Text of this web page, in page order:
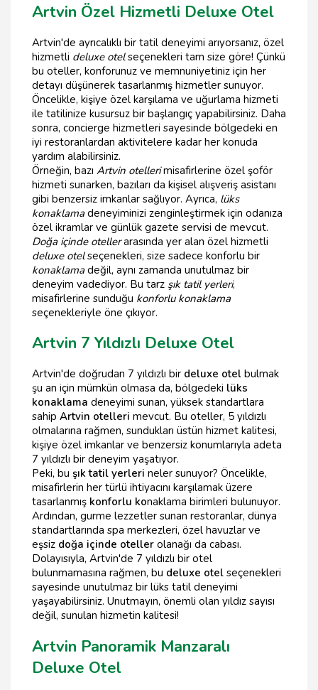
Artvin Özel Hizmetli Deluxe Otel
Artvin'de ayrıcalıklı bir tatil deneyimi arıyorsanız, özel
hizmetli deluxe otelseçenekleri tam size göre! Çünkü
bu oteller, konforunuz ve memnuniyetiniz için her
detayı düşünerek tasarlanmış hizmetler sunuyor.
Öncelikle, kişiye özel karşılama ve uğurlama hizmeti
ile tatilinize kusursuz bir başlangıç yapabilirsiniz. Daha
sonra, concierge hizmetleri sayesinde bölgedeki en
iyi restoranlardan aktivitelere kadar her konuda
yardım alabilirsiniz.
Örneğin, bazı Artvin otellerimisafirlerine özel şoför
hizmeti sunarken, bazıları da kişisel alışveriş asistanı
gibi benzersiz imkanlar sağlıyor. Ayrıca, lüks
konaklamadeneyiminizi zenginleştirmek için odanıza
özel ikramlar ve günlük gazete servisi de mevcut.
Doğa içinde otellerarasında yer alan özel hizmetli
deluxe otelseçenekleri, size sadece konforlu bir
konaklamadeğil, aynı zamanda unutulmaz bir
deneyim vadediyor. Bu tarz şık tatil yerleri,
misafirlerine sunduğu konforlu konaklama
seçenekleriyle öne çıkıyor.
Artvin 7 Yıldızlı Deluxe Otel
Artvin'de doğrudan 7 yıldızlı bir deluxe otel bulmak
şu an için mümkün olmasa da, bölgedeki lüks
konaklama deneyimi sunan, yüksek standartlara
sahip Artvin otelleri mevcut. Bu oteller, 5 yıldızlı
olmalarına rağmen, sundukları üstün hizmet kalitesi,
kişiye özel imkanlar ve benzersiz konumlarıyla adeta
7 yıldızlı bir deneyim yaşatıyor.
Peki, bu şık tatil yerleri neler sunuyor? Öncelikle,
misafirlerin her türlü ihtiyacını karşılamak üzere
tasarlanmış konforlu konaklama birimleri bulunuyor.
Ardından, gurme lezzetler sunan restoranlar, dünya
standartlarında spa merkezleri, özel havuzlar ve
eşsiz doğa içinde oteller olanağı da cabası.
Dolayısıyla, Artvin'de 7 yıldızlı bir otel
bulunmamasına rağmen, bu deluxe otel seçenekleri
sayesinde unutulmaz bir lüks tatil deneyimi
yaşayabilirsiniz. Unutmayın, önemli olan yıldız sayısı
değil, sunulan hizmetin kalitesi!
Artvin Panoramik Manzaralı
Deluxe Otel